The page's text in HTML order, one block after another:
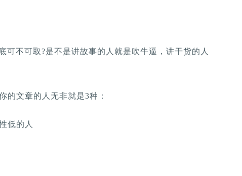
可不可取?是不是讲故事的人就是吹牛逼，讲干货的人
的文章的人无非就是3种：
低的人